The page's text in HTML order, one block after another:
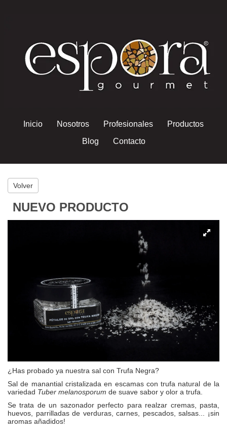
Inicio Nosotros Profesionales
Productos
Blog
Contacto
Volver
NUEVO PRODUCTO
¿Has probado ya nuestra sal con Trufa Negra?
Sal de manantial cristalizada en escamas con trufa natural de la
variedad Tuber melanosporum de suave sabor y olor a trufa.
Se trata de un sazonador perfecto para realzar cremas, pasta,
huevos, parrilladas de verduras, carnes, pescados, salsas... ¡sin
aromas añadidos!